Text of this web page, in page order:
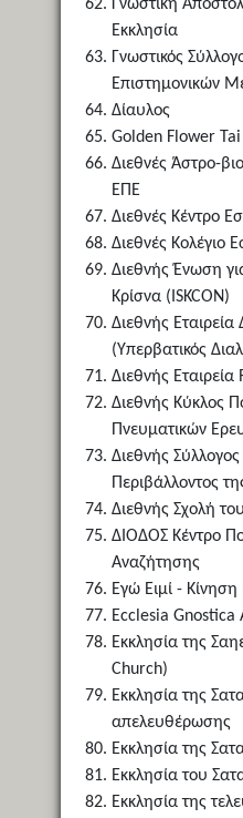
Γνωστική
Εκκλησία
Γνωστικός
Επιστημονικών
Δίαυλος
Golden Flower
Διεθνές Άστρο-
ΕΠΕ
Διεθνές Κέντρο
Διεθνές Κολέγιο
Διεθνής Ένωση
Κρίσνα (ISKCON)
Διεθνής Εταιρεία
(Υπερβατικός
Διεθνής Εταιρεία
Διεθνής Κύκλος
Πνευματικών
Διεθνής
Περιβάλλοντος
Διεθνής Σχολή
ΔΙΟΔΟΣ Κέντρο
Αναζήτησης
Εγώ Ειμί -
Ecclesia
Εκκλησία της
Church)
Εκκλησία της
απελευθέρωσης
Εκκλησία της
Εκκλησία του
Εκκλησία της